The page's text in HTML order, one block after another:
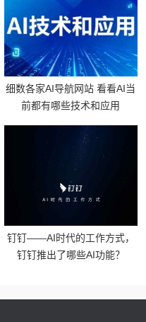
细数各家AI导航网站 看看AI当
前都有哪些技术和应用
钉钉——AI时代的工作方式，
钉钉推出了哪些AI功能？